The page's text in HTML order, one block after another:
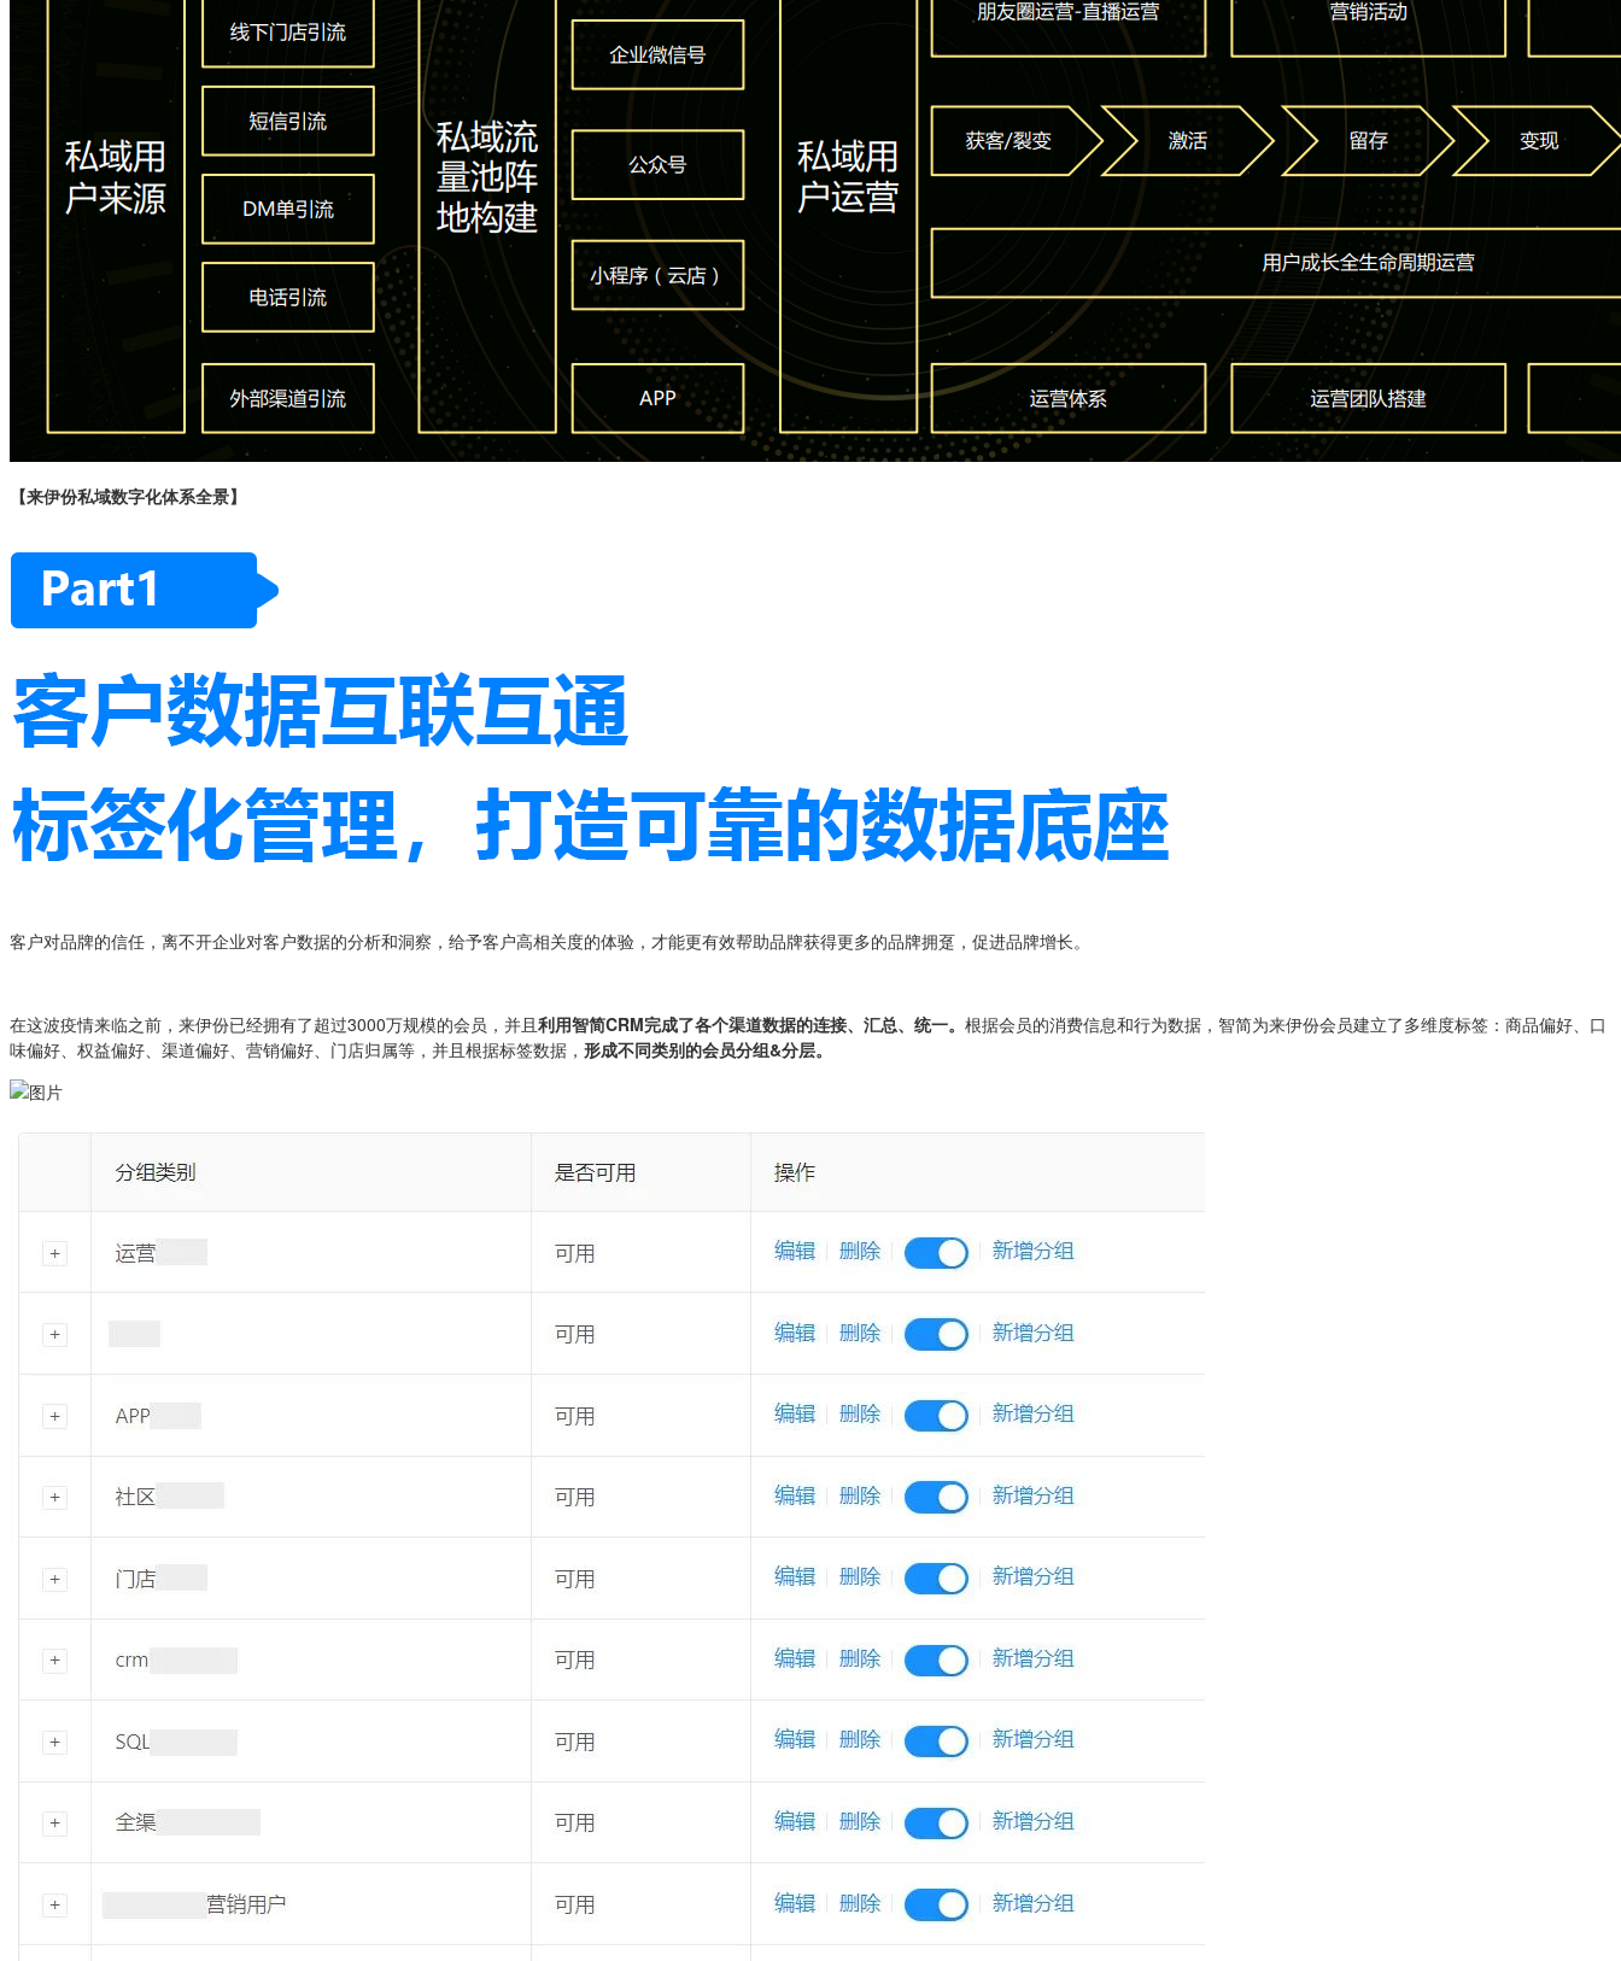
【来伊份私域数字化体系全景】
客户对品牌的信任，离不开企业对客户数据的分析和洞察，给予客户高相关度的体验，才能更有效帮助品牌获得更多的品牌拥趸，促进品牌增长。
在这波疫情来临之前，来伊份已经拥有了超过3000万规模的会员，并且利用智简CRM完成了各个渠道数据的连接、汇总、统一。 根据会员的消费信息和行为数据，智简为来伊份会员建立了多维度标签：商品偏好、口
味偏好、权益偏好、渠道偏好、营销偏好、门店归属等，并且根据标签数据， 形成不同类别的会员分组&分层。